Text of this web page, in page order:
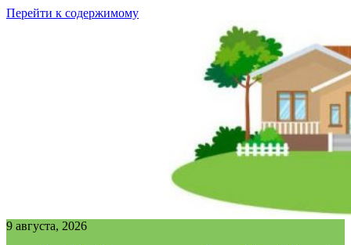
Перейти к содержимому
9 августа, 2026